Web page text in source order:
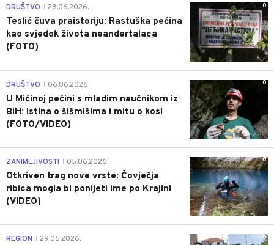
0
DRUŠTVO 28.06.2026.
Teslić čuva praistoriju: Rastuška pećina
kao svjedok života neandertalaca
(FOTO)
0
DRUŠTVO 06.06.2026.
U Mićinoj pećini s mladim naučnikom iz
BiH: Istina o šišmišima i mitu o kosi
(FOTO/VIDEO)
0
ZANIMLJIVOSTI 05.06.2026.
Otkriven trag nove vrste: Čovječja
ribica mogla bi ponijeti ime po Krajini
(VIDEO)
0
REGION 29.05.2026.